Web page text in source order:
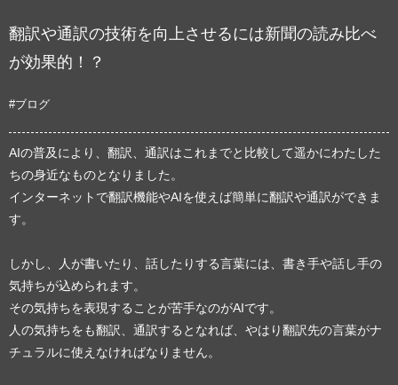
翻訳や通訳の技術を向上させるには新聞の読み比べ
が効果的！？
#ブログ
AIの普及により、翻訳、通訳はこれまでと比較して遥かにわたした
ちの身近なものとなりました。
インターネットで翻訳機能やAIを使えば簡単に翻訳や通訳ができま
す。
しかし、人が書いたり、話したりする言葉には、書き手や話し手の
気持ちが込められます。
その気持ちを表現することが苦手なのがAIです。
人の気持ちをも翻訳、通訳するとなれば、やはり翻訳先の言葉がナ
チュラルに使えなければなりません。